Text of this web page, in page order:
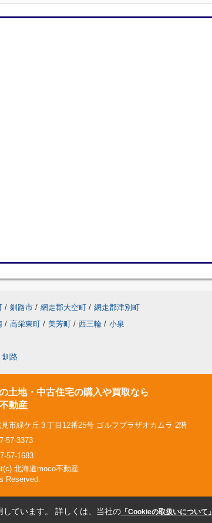
/ 釧路市 / 網走郡大空町 / 網走郡津別町
/ 高栄東町 / 美芳町 / 西三輪 / 小泉
釧路
土地・中古住宅の購入や買取なら
動産
市緑ケ丘３丁目12番25号 ゴルフプラザオカムラ 2階
57-3373
57-1683
北海道moco不動産
Reserved.
ています。 詳しくは、当社の「Cookieの取扱いについて」